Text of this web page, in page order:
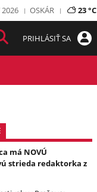
2026 OSKÁR 23 °C
PRIHLÁSIŤ SA
má NOVÚ
strieda redaktorka z